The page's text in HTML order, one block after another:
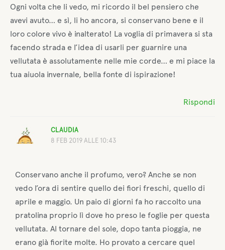
Ogni volta che li vedo, mi ricordo il bel pensiero che
avevi avuto… e sì, li ho ancora, si conservano bene e il
loro colore vivo è inalterato! La voglia di primavera si sta
facendo strada e l’idea di usarli per guarnire una
vellutata è assolutamente nelle mie corde… e mi piace la
tua aiuola invernale, bella fonte di ispirazione!
Rispondi
CLAUDIA
8 FEB 2019 ALLE 10:43
Conservano anche il profumo, vero? Anche se non
vedo l’ora di sentire quello dei fiori freschi, quello di
aprile e maggio. Un paio di giorni fa ho raccolto una
pratolina proprio lì dove ho preso le foglie per questa
vellutata. Al tornare del sole, dopo tanta pioggia, ne
erano già fiorite molte. Ho provato a cercare quel